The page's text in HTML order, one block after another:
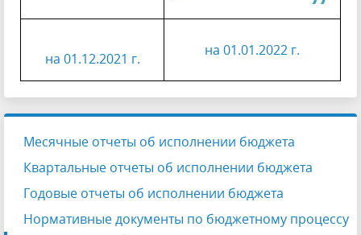
на 01.12.2021 г. на 01.01.2022 г.
Месячные отчеты об исполнении бюджета
Квартальные отчеты об исполнении бюджета
Годовые отчеты об исполнении бюджета
Нормативные документы по бюджетному процессу